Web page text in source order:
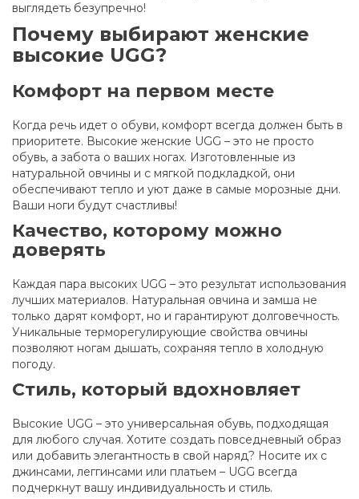
выглядеть безупречно!
Почему выбирают женские
высокие UGG?
Комфорт на первом месте
Когда речь идет о обуви, комфорт всегда должен быть в
приоритете. Высокие женские UGG – это не просто
обувь, а забота о ваших ногах. Изготовленные из
натуральной овчины и с мягкой подкладкой, они
обеспечивают тепло и уют даже в самые морозные дни.
Ваши ноги будут счастливы!
Качество, которому можно
доверять
Каждая пара высоких UGG – это результат использования
лучших материалов. Натуральная овчина и замша не
только дарят комфорт, но и гарантируют долговечность.
Уникальные терморегулирующие свойства овчины
позволяют ногам дышать, сохраняя тепло в холодную
погоду.
Стиль, который вдохновляет
Высокие UGG – это универсальная обувь, подходящая
для любого случая. Хотите создать повседневный образ
или добавить элегантность в свой наряд? Носите их с
джинсами, леггинсами или платьем – UGG всегда
подчеркнут вашу индивидуальность и стиль.